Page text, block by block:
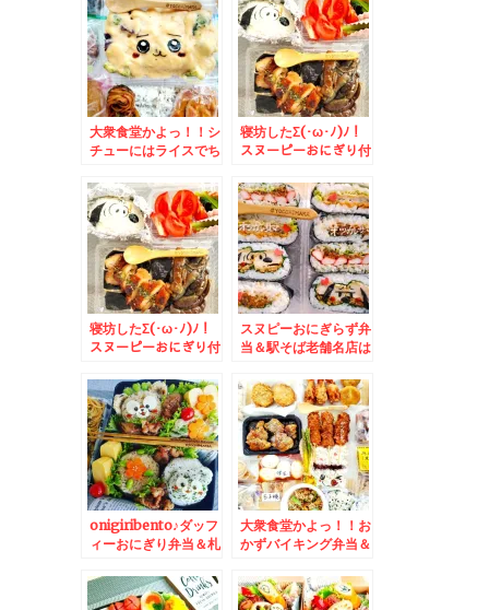
♪
ぎり弁当」おこわ入り
が当たり(*´艸`*)
大衆食堂かよっ！！シ
チューにはライスでち
ソウルフード店「ぎょ
うざのみよしの」さん
で「グラタン」うま
っ！！
寝坊したΣ(･ω･ﾉ)ﾉ！
スヌーピーおにぎり付
寝坊したΣ(･ω･ﾉ)ﾉ！
スヌーピーおにぎり付
スヌピーおにぎらず弁
当＆駅そば老舗名店は
菜亭本店」さんのかけ
そばとお得弁当と手作
り格安デザート♪
onigiribento♪ダッフ
ィーおにぎり弁当＆札
喜」さんの日替わり蕎
麦「おろし蕎麦」(*
大衆食堂かよっ！！お
かずバイキング弁当＆
っごい久々「丸亀製
麺」さんの店舗限定